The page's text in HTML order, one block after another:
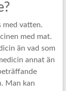
med vatten.
med mat.
än vad som
annat än
Man kan